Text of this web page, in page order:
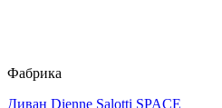
Фабрика
Диван Dienne Salotti SPACE